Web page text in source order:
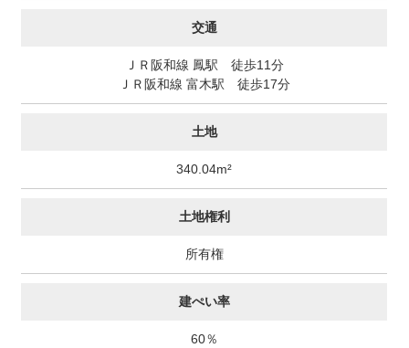
交通
ＪＲ阪和線 鳳駅 徒歩11分
ＪＲ阪和線 富木駅 徒歩17分
土地
340.04m²
土地権利
所有権
建ぺい率
60％